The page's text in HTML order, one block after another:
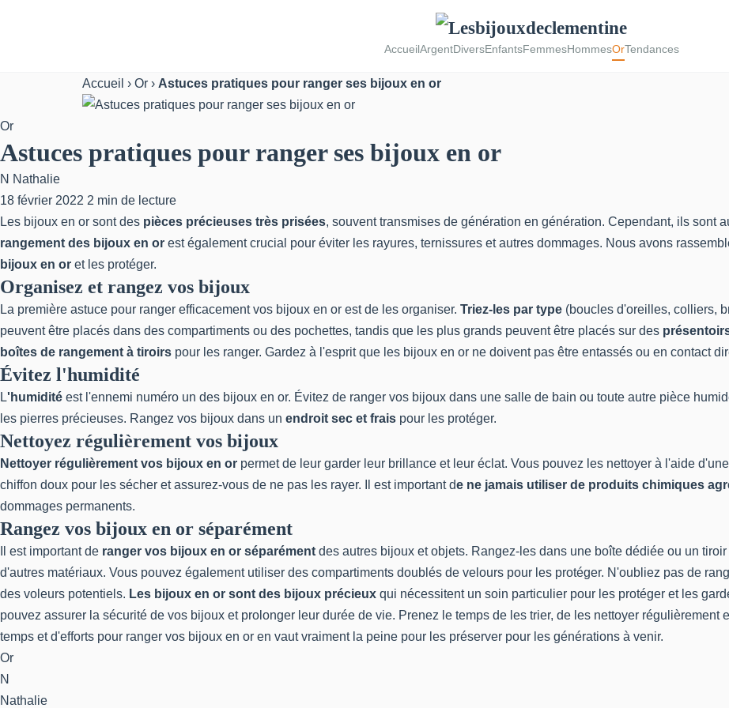
AccueilArgentDiversEnfantsFemmesHommesOrTendances
Accueil › Or › Astuces pratiques pour ranger ses bijoux en or
Or
Astuces pratiques pour ranger ses bijoux en or
N Nathalie
18 février 2022 2 min de lecture
Les bijoux en or sont des pièces précieuses très prisées, souvent transmises de génération en génération. Cependant, ils sont
rangement des bijoux en or est également crucial pour éviter les rayures, ternissures et autres dommages. Nous avons
bijoux en or et les protéger.
Organisez et rangez vos bijoux
La première astuce pour ranger efficacement vos bijoux en or est de les organiser. Triez-les par type (boucles d'oreilles, colliers,
peuvent être placés dans des compartiments ou des pochettes, tandis que les plus grands peuvent être placés sur des
boîtes de rangement à tiroirs pour les ranger. Gardez à l'esprit que les bijoux en or ne doivent pas être entassés ou en contact
Évitez l'humidité
L'humidité est l'ennemi numéro un des bijoux en or. Évitez de ranger vos bijoux dans une salle de bain ou toute autre pièce
les pierres précieuses. Rangez vos bijoux dans un endroit sec et frais pour les protéger.
Nettoyez régulièrement vos bijoux
Nettoyer régulièrement vos bijoux en or permet de leur garder leur brillance et leur éclat. Vous pouvez les nettoyer à l'aide
chiffon doux pour les sécher et assurez-vous de ne pas les rayer. Il est important de ne jamais utiliser de produits chimiques
dommages permanents.
Rangez vos bijoux en or séparément
Il est important de ranger vos bijoux en or séparément des autres bijoux et objets. Rangez-les dans une boîte dédiée ou un
d'autres matériaux. Vous pouvez également utiliser des compartiments doublés de velours pour les protéger. N'oubliez pas de
des voleurs potentiels. Les bijoux en or sont des bijoux précieux qui nécessitent un soin particulier pour les protéger et les
pouvez assurer la sécurité de vos bijoux et prolonger leur durée de vie. Prenez le temps de les trier, de les nettoyer régulièrement
temps et d'efforts pour ranger vos bijoux en or en vaut vraiment la peine pour les préserver pour les générations à venir.
Or
N
Nathalie